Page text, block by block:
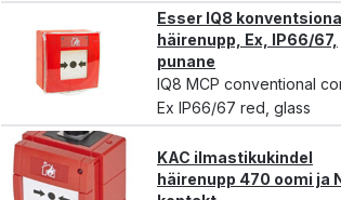
Esser IQ8
häirenupp, Ex, IP66/67,
punane
IQ8 MCP conventional
Ex IP66/67 red, glass
KAC ilmastikukindel
häirenupp 470 oomi ja